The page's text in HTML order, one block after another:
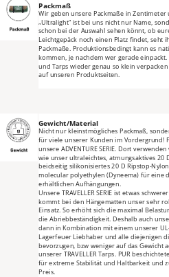
Packmaß
Wir geben unsere Packmaße in Zentimeter
„Ultralight“ ist bei uns nicht nur Name,
schon bei der Auswahl sehen könnt, ob
Leichtgepäck noch einen Platz findet, seht
Packmaße. Produktionsbedingt kann es
kommen, je nachdem wer gerade
und Tarps wieder genau so klein
auf unseren Produktseiten.
Gewicht/Material
Nicht nur kleinstmögliches Packmaß,
für viele unserer Kunden im Vordergrund!
unsere ADVENTURE SERIE. Dort
wie unser ultraleichtes, atmungsaktives 20
beidseitig silikonisiertes 20 D Ripstop-
molecular polyethylen (Dyneema) für eine
erhältlichen Aufhängungen.
Unsere TRAVELLER SERIE ist etwas
kommt bei den Hängematten unser sehr
Einsatz. So erhöht sich die maximal
die Abriebbeständigkeit. Deshalb auch
dann in Kombination mit einem unserer
Lagerfeuer Liebhaber und alle diejenigen
bevorzugen, bzw weniger auf das Gewicht
unserer TRAVELLER Tarps. PUR
für extreme Stabilität und Haltbarkeit und
Preis.